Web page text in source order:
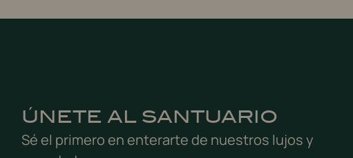
ÚNETE AL SANTUARIO
Sé el primero en enterarte de nuestros lujos y